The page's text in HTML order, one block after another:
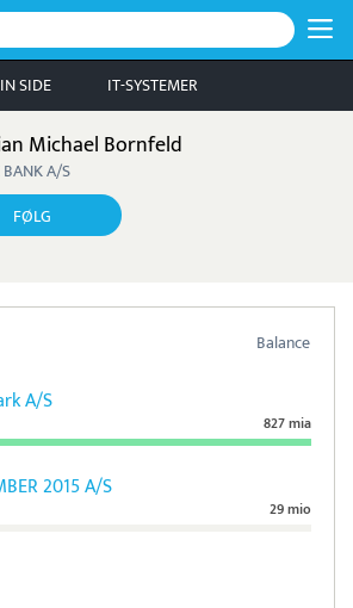
SIDE IT-SYSTEMER
Michael Bornfeld
A/S
FØLG
Balance
A/S
827 mia
2015 A/S
29 mio